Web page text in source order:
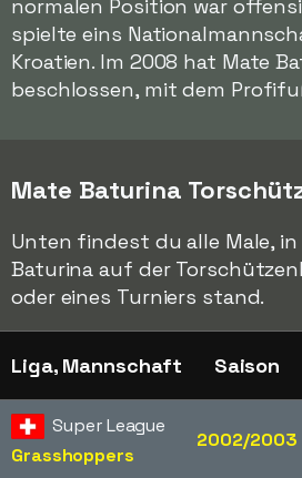
normalen Position war
spielte eins
Kroatien. Im 2008 hat Mate
beschlossen, mit dem
Mate Baturina
Unten findest du alle Male,
Baturina auf der
oder eines Turniers stand.
Liga, Mannschaft Saison
Super League
Grasshoppers
2002/2003